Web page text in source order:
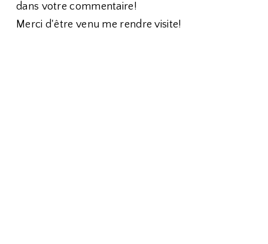
dans votre commentaire!
Merci d'être venu me rendre visite!